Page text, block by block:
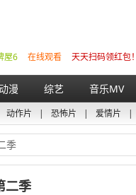
天天扫码领红包
在线观看
屋6
漫 综艺 音乐MV
动作片 | 恐怖片 | 爱情片 |
季
二季